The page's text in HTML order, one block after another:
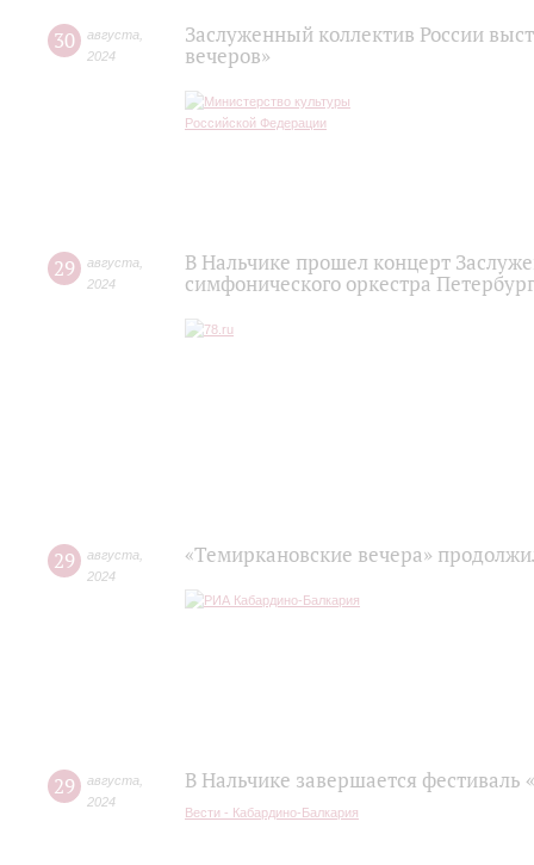
30 августа
2024
Заслуженный коллектив России
вечеров»
29 августа
2024
В Нальчике прошел концерт
симфонического оркестра
29 августа
2024
«Темиркановские вечера»
29 августа
2024
В Нальчике завершается фестиваль
Вести - Кабардино-Балкария